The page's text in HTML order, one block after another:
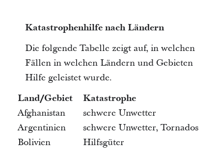
Katastrophenhilfe nach Ländern
Die folgende Tabelle zeigt auf, in welchen
Fällen in welchen Ländern und Gebieten
Hilfe geleistet wurde.
Land/Gebiet
Katastrophe
Afghanistan
schwere Unwetter
Argentinien
schwere Unwetter, Tornados
Bolivien
Hilfsgüter